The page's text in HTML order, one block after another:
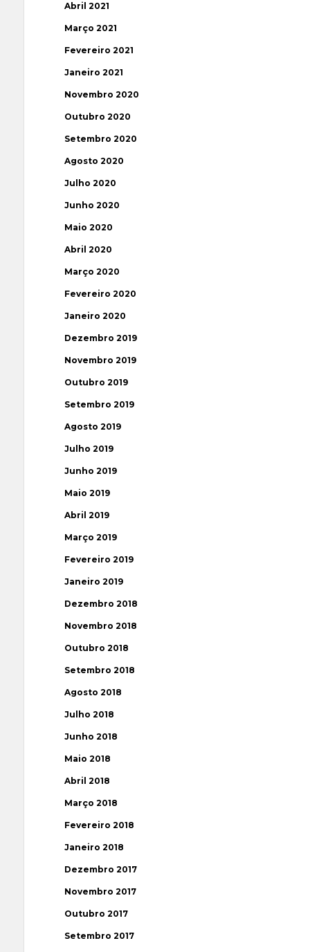
Abril 2021
Março 2021
Fevereiro 2021
Janeiro 2021
Novembro 2020
Outubro 2020
Setembro 2020
Agosto 2020
Julho 2020
Junho 2020
Maio 2020
Abril 2020
Março 2020
Fevereiro 2020
Janeiro 2020
Dezembro 2019
Novembro 2019
Outubro 2019
Setembro 2019
Agosto 2019
Julho 2019
Junho 2019
Maio 2019
Abril 2019
Março 2019
Fevereiro 2019
Janeiro 2019
Dezembro 2018
Novembro 2018
Outubro 2018
Setembro 2018
Agosto 2018
Julho 2018
Junho 2018
Maio 2018
Abril 2018
Março 2018
Fevereiro 2018
Janeiro 2018
Dezembro 2017
Novembro 2017
Outubro 2017
Setembro 2017